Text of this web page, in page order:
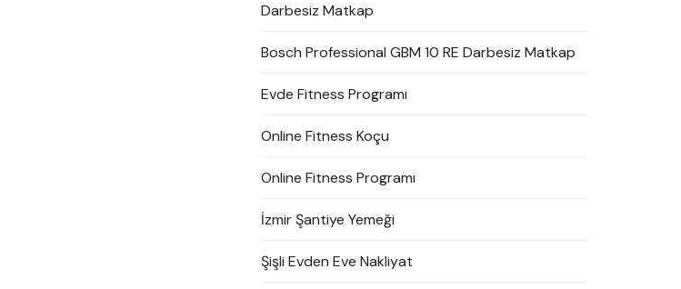
Darbesiz Matkap
Bosch Professional GBM 10 RE Darbesiz Matkap
Evde Fitness Programı
Online Fitness Koçu
Online Fitness Programı
İzmir Şantiye Yemeği
Şişli Evden Eve Nakliyat